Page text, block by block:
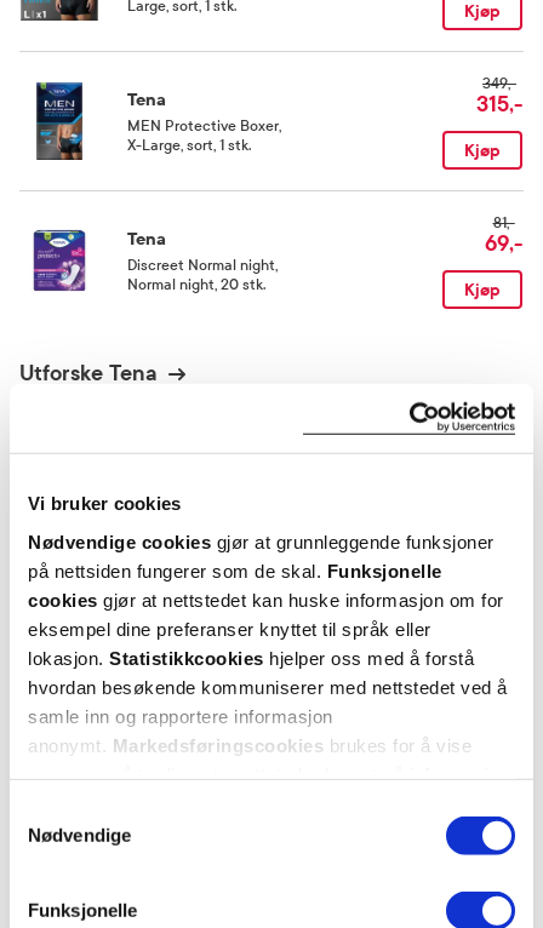
Vi bruker cookies
Nødvendige cookies gjør at grunnleggende funksjoner
på nettsiden fungerer som de skal. Funksjonelle
cookies gjør at nettstedet kan huske informasjon om for
eksempel dine preferanser knyttet til språk eller
lokasjon. Statistikkcookies hjelper oss med å forstå
hvordan besøkende kommuniserer med nettstedet ved å
samle inn og rapportere informasjon
anonymt. Markedsføringscookies brukes for å vise
Nødvendige
Funksjonelle
Large, sort, 1 stk.
Kjøp
Tena
MEN Protective Boxer
X-Large, sort, 1 stk.
349,-
315,-
Kjøp
Tena
Discreet Normal night
Normal night, 20 stk.
81,-
69,-
Kjøp
Utforske Tena
Tena
Large/X-Large, blå, 10 stk.
Tena